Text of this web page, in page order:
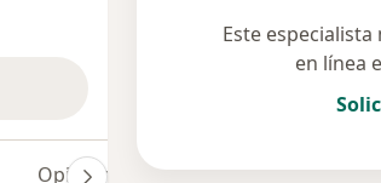
Opiniones (1)
Este
en línea